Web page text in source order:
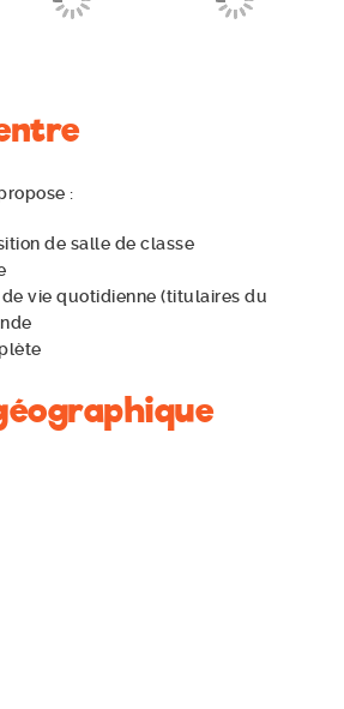
:
de salle de classe
vie quotidienne (titulaires du